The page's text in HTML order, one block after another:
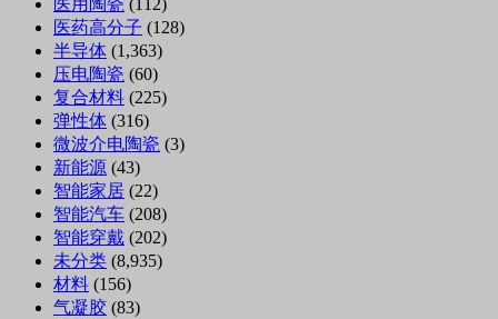
医用陶瓷 (112)
医药高分子 (128)
半导体 (1,363)
压电陶瓷 (60)
复合材料 (225)
弹性体 (316)
微波介电陶瓷 (3)
新能源 (43)
智能家居 (22)
智能汽车 (208)
智能穿戴 (202)
未分类 (8,935)
材料 (156)
气凝胶 (83)